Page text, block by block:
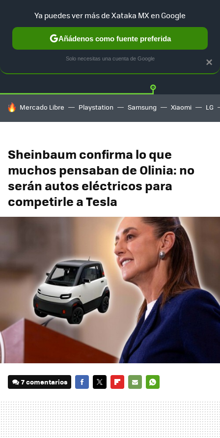
TESLA UBER AUTO ELECTRICO Twitter
HOY SE HABLA DE
Mercado Libre Playstation Samsung Xiaomi LG
Sheinbaum confirma lo que
muchos pensaban de Olinia: no
serán autos eléctricos para
competirle a Tesla
7 comentarios
MAIL
×
Ya puedes ver más de Xataka MX en Google
Añádenos como fuente preferida
Solo necesitas una cuenta de Google